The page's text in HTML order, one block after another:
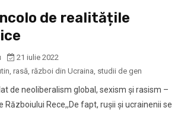
de realitățile
21 iulie 2022
, rasă, război din Ucraina, studii de gen
de neoliberalism global, sexism și rasism –
Războiului Rece,,De fapt, rușii și ucrainenii se